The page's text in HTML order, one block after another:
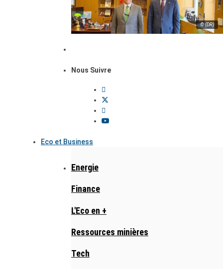
© (DR)
Nous Suivre
Eco et Business
Energie
Finance
L'Eco en +
Ressources minières
Tech